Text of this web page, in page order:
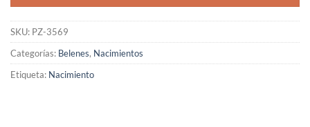
SKU: PZ-3569
Categorías: Belenes, Nacimientos
Etiqueta: Nacimiento